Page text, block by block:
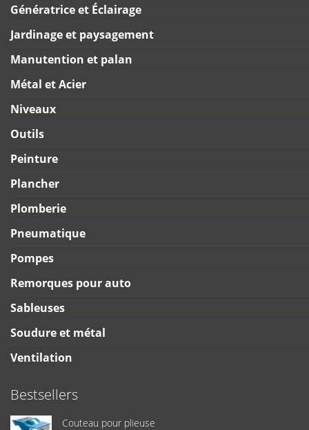
Génératrice et Éclairage
Jardinage et paysagement
Manutention et palan
Métal et Acier
Niveaux
Outils
Peinture
Plancher
Plomberie
Pneumatique
Pompes
Remorques pour auto
Sableuses
Soudure et métal
Ventilation
Bestsellers
Couteau pour plieuse